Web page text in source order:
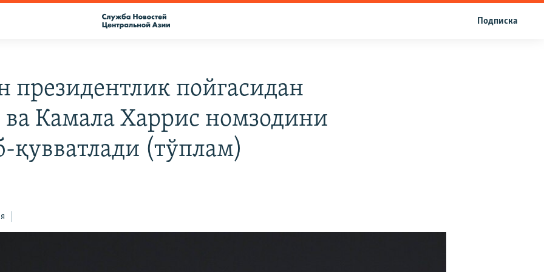
Подписка
президентлик пойгасидан
Камала Харрис номзодини
қувватлади (тўплам)